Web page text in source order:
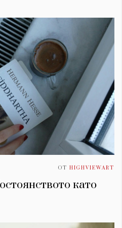
ОТ HIGHVIEWART
като